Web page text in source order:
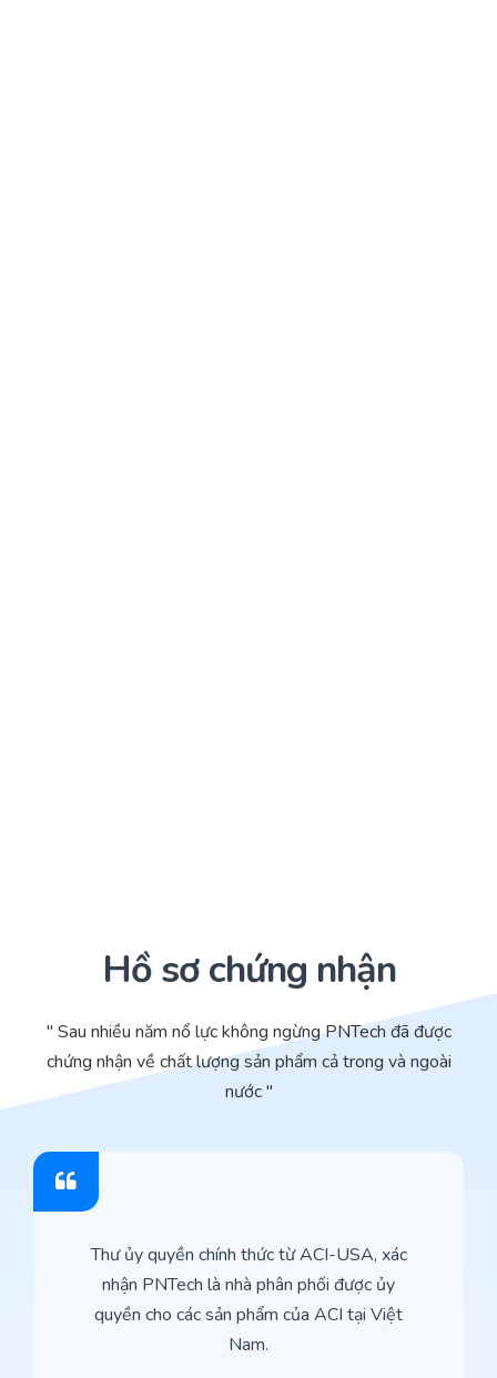
Hồ sơ chứng nhận
" Sau nhiều năm nổ lực không ngừng PNTech đã được
chứng nhận về chất lượng sản phẩm cả trong và ngoài
nước "
Thư ủy quyền chính thức từ ACI-USA, xác
nhận PNTech là nhà phân phối được ủy
quyền cho các sản phẩm của ACI tại Việt
Nam.